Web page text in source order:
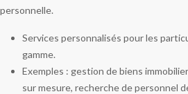
personnelle.
Services personnalisés pour les
gamme.
Exemples : gestion de biens
sur mesure, recherche de personnel